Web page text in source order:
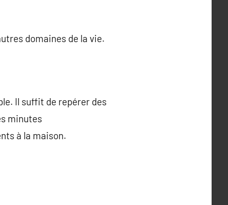
domaines de la vie.
Il suffit de repérer des
minutes
à la maison.